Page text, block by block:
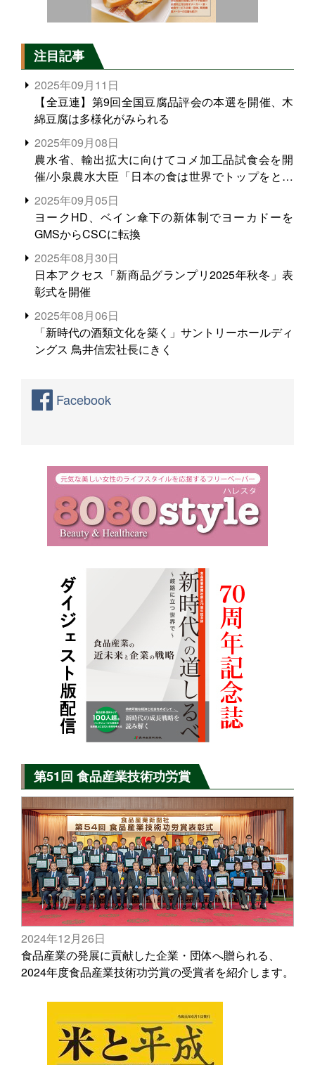
注目記事
2025年09月11日
【全豆連】第9回全国豆腐品評会の本選を開催、木
綿豆腐は多様化がみられる
2025年09月08日
農水省、輸出拡大に向けてコメ加工品試食会を開
催/小泉農水大臣「日本の食は世界でトップをとれ
る。米増産に向けて、米輸出需要の拡大を」
2025年09月05日
ヨークHD、ベイン傘下の新体制でヨーカドーを
GMSからCSCに転換
2025年08月30日
日本アクセス「新商品グランプリ2025年秋冬」表
彰式を開催
2025年08月06日
「新時代の酒類文化を築く」サントリーホールディ
ングス 鳥井信宏社長にきく
Facebook
第51回 食品産業技術功労賞
2024年12月26日
食品産業の発展に貢献した企業・団体へ贈られる、
2024年度食品産業技術功労賞の受賞者を紹介します。